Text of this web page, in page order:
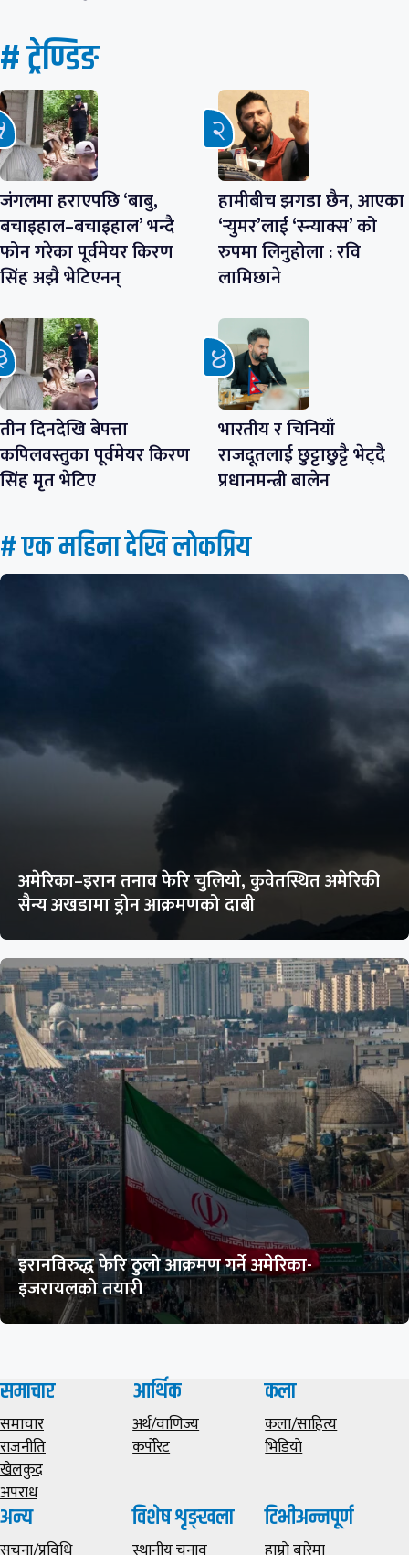
# ट्रेण्डिङ
जंगलमा हराएपछि ‘बाबु,
बचाइहाल–बचाइहाल’ भन्दै
फोन गरेका पूर्वमेयर किरण
सिंह अझै भेटिएनन्
हामीबीच झगडा छैन, आएका
‘र्‍युमर’लाई ‘स्न्याक्स’ को
रुपमा लिनुहोला : रवि
लामिछाने
तीन दिनदेखि बेपत्ता
कपिलवस्तुका पूर्वमेयर किरण
सिंह मृत भेटिए
भारतीय र चिनियाँ
राजदूतलाई छुट्टाछुट्टै भेट्दै
प्रधानमन्त्री बालेन
# एक महिना देखि लाेकप्रिय
अमेरिका–इरान तनाव फेरि चुलियो, कुवेतस्थित अमेरिकी
सैन्य अखडामा ड्रोन आक्रमणको दाबी
इरानविरुद्ध फेरि ठुलो आक्रमण गर्ने अमेरिका-
इजरायलको तयारी
समाचार
समाचार
राजनीति
खेलकुद
अपराध
आर्थिक
अर्थ/वाणिज्य
कर्पोरेट
कला
कला/साहित्य
भिडियाे
अन्य विशेष शृङ्खला टिभीअन्नपूर्ण